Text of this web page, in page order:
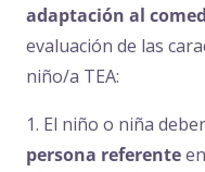
adaptación al
evaluación de las
niño/a TEA:
1. El niño o niña
persona referente